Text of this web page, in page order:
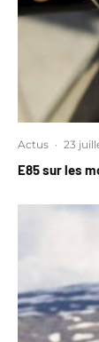
Actus · 23
E85 sur les